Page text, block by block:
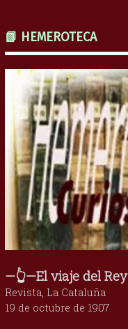
📗 HEMEROTECA
—👆—El viaje del Rey
Revista, La Cataluña
19 de octubre de 1907